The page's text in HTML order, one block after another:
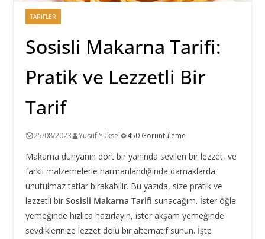
TARIFLER
Sosisli Makarna Tarifi:
Pratik ve Lezzetli Bir
Tarif
25/08/2023 Yusuf Yüksel 450 Görüntüleme
Makarna dünyanın dört bir yanında sevilen bir lezzet, ve
farklı malzemelerle harmanlandığında damaklarda
unutulmaz tatlar bırakabilir. Bu yazıda, size pratik ve
lezzetli bir Sosisli Makarna Tarifi sunacağım. İster öğle
yemeğinde hızlıca hazırlayın, ister akşam yemeğinde
sevdiklerinize lezzet dolu bir alternatif sunun. İşte